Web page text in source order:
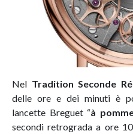
Nel Tradition Seconde
delle ore e dei minuti è
lancette Breguet “à
secondi retrograda a ore